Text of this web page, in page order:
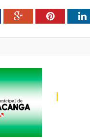
Google+Pinterest